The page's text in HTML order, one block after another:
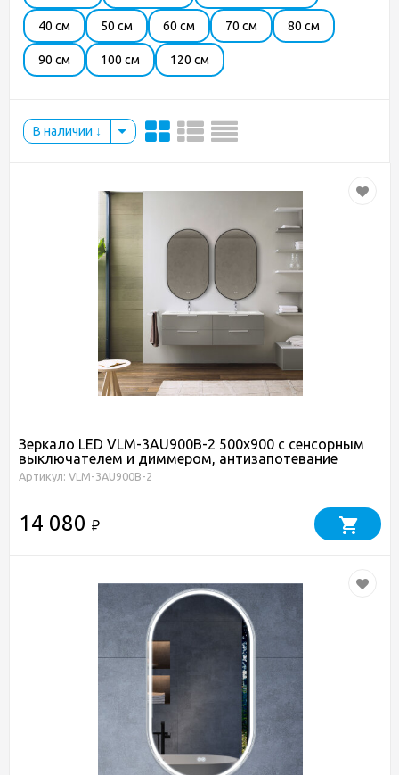
40 см 50 см 60 см 70 см 80 см
90 см 100 см 120 см
В наличии
Зеркало LED VLM-3AU900B-2 500x900 c сенсорным
выключателем и диммером, антизапотевание
Артикул: VLM-3AU900B-2
14 080 ₽